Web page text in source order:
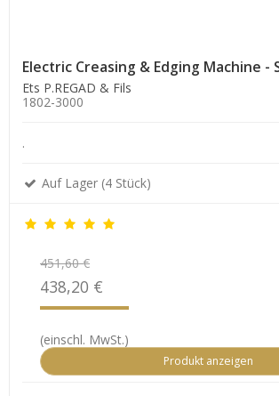
Electric Creasing & Edging Machine -
Ets P.REGAD & Fils
1802-3000
.
Auf Lager (4 Stück)
451,60 €
438,20 €
(einschl. MwSt.)
Produkt anzeigen